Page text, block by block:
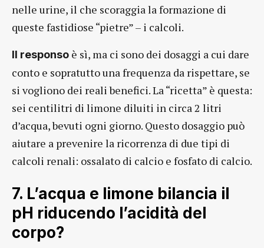
nelle urine, il che scoraggia la formazione di
queste fastidiose “pietre” – i calcoli.
Il responso è sì, ma ci sono dei dosaggi a cui dare
conto e sopratutto una frequenza da rispettare, se
si vogliono dei reali benefici. La “ricetta” è questa:
sei centilitri di limone diluiti in circa 2 litri
d’acqua, bevuti ogni giorno. Questo dosaggio può
aiutare a prevenire la ricorrenza di due tipi di
calcoli renali: ossalato di calcio e fosfato di calcio.
7. L’acqua e limone bilancia il
pH riducendo l’acidità del
corpo?